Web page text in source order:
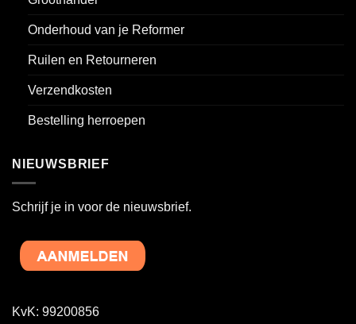
Onderhoud van je Reformer
Ruilen en Retourneren
Verzendkosten
Bestelling herroepen
NIEUWSBRIEF
Schrijf je in voor de nieuwsbrief.
KvK: 99200856